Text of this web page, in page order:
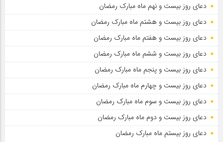
دعای روز بیست و نهم ماه مبارک رمضان
دعای روز بیست و هشتم ماه مبارک رمضان
دعای روز بیست و هفتم ماه مبارک رمضان
دعای روز بیست و ششم ماه مبارک رمضان
دعای روز بیست و پنجم ماه مبارک رمضان
دعای روز بیست و چهارم ماه مبارک رمضان
دعای روز بیست و سوم ماه مبارک رمضان
دعای روز بیست و دوم ماه مبارک رمضان
دعای روز بیستم ماه مبارک رمضان